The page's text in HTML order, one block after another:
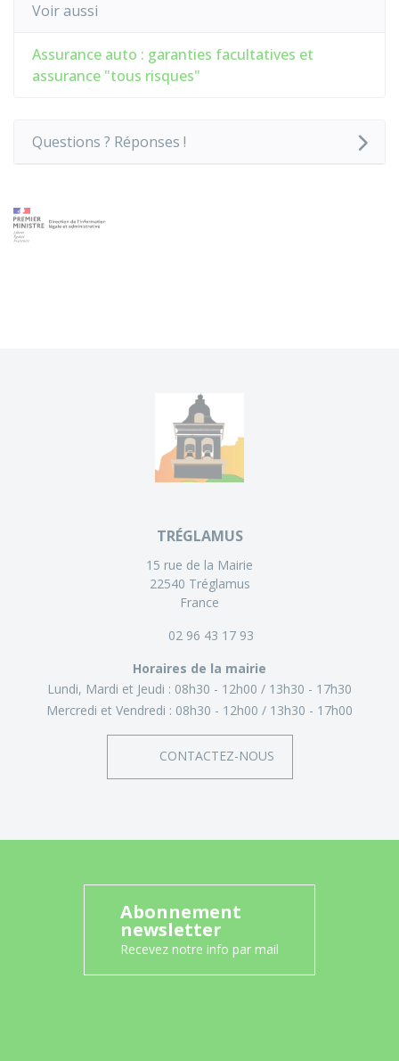
Voir aussi
Assurance auto : garanties facultatives et
assurance "tous risques"
Questions ? Réponses !
TRÉGLAMUS
15 rue de la Mairie
22540 Tréglamus
France
02 96 43 17 93
Horaires de la mairie
Lundi, Mardi et Jeudi : 08h30 - 12h00
13h30 - 17h30
Mercredi et Vendredi : 08h30 - 12h00 13h30 - 17h00
CONTACTEZ-NOUS
Abonnement
newsletter
Recevez notre info par mail